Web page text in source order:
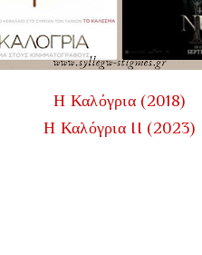
Η Καλόγρια (2018)
Η Καλόγρια II (2023)